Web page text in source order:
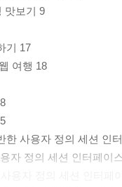
맛보기 9
기 17
여행 18
한 사용자 정의 세션 인
자 정의 세션 인터페이